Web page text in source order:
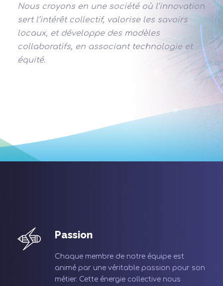
Nous croyons en une société où l’innovation
sert l’intérêt collectif, valorise les savoirs
locaux, et développe des modèles
collaboratifs, en associant technologie et
équité.
Passion
Chaque membre de notre équipe est
animé par une véritable passion pour son
métier. Cette énergie collective nous